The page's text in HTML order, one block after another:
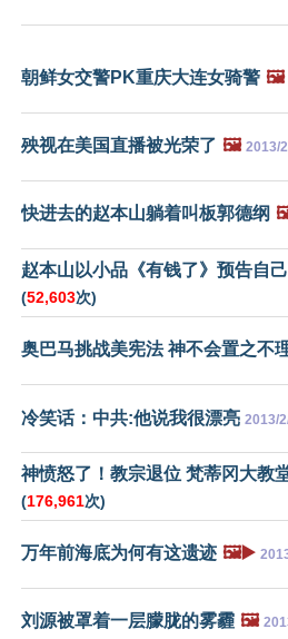
朝鲜女交警PK重庆大连女骑警 🖼️
殃视在美国直播被光荣了 🖼️ 2013/
快进去的赵本山躺着叫板郭德纲
赵本山以小品《有钱了》预告自
(52,603次)
奥巴马挑战美宪法 神不会置之不
冷笑话：中共:他说我很漂亮 2013/
神愤怒了！教宗退位 梵蒂冈大教
(176,961次)
万年前海底为何有这遗迹 🖼️▶️
刘源被罩着一层朦胧的雾霾 🖼️